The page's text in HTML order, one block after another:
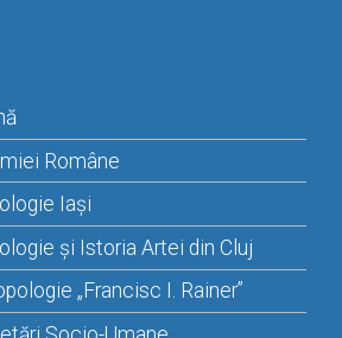
Române
Iași
și Istoria Artei din Cluj
„Francisc I. Rainer”